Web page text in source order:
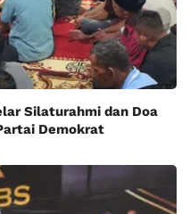
Silaturahmi dan Doa
Demokrat